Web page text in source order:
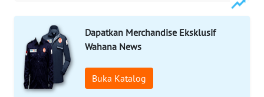
Dapatkan Merchandise Eksklusif
Wahana News
Buka Katalog
WAHANANEWS
ID
WAHANANEWS
CO ID